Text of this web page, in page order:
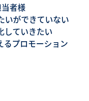
者様
いができていない
していきたい
るプロモーション